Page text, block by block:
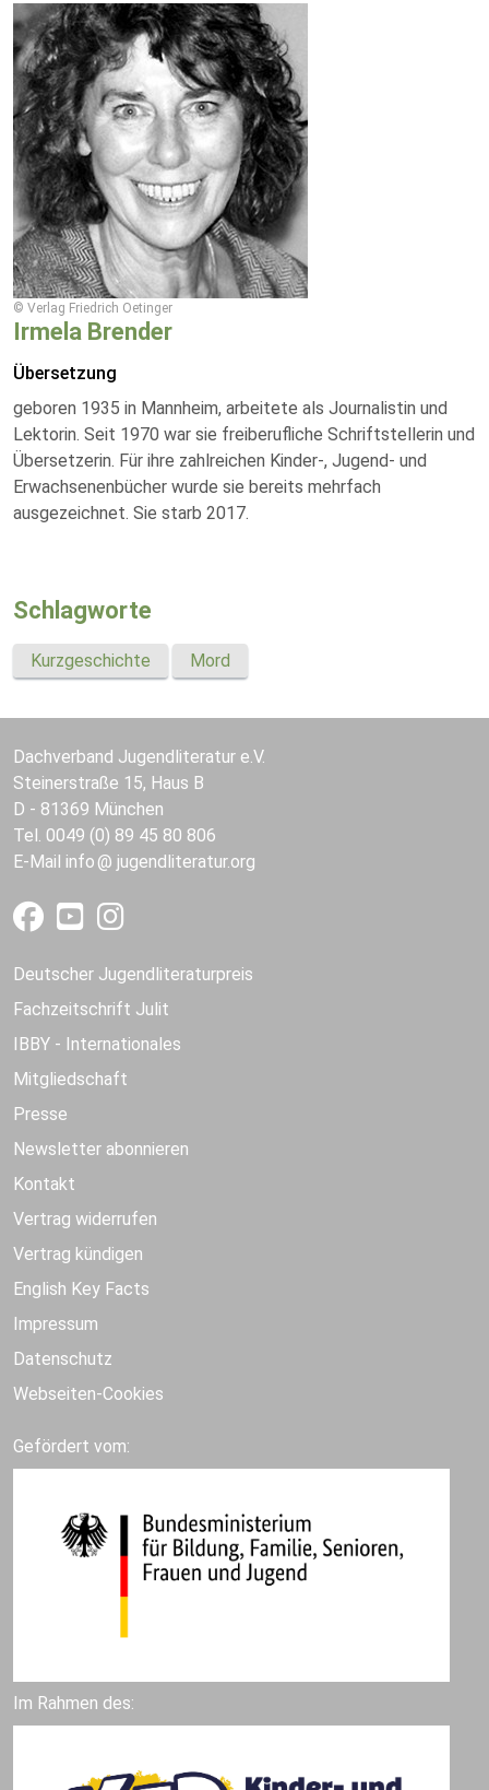
© Verlag Friedrich Oetinger
Irmela Brender
Übersetzung
geboren 1935 in Mannheim, arbeitete als Journalistin und
Lektorin. Seit 1970 war sie freiberufliche Schriftstellerin und
Übersetzerin. Für ihre zahlreichen Kinder-, Jugend- und
Erwachsenenbücher wurde sie bereits mehrfach
ausgezeichnet. Sie starb 2017.
Schlagworte
Kurzgeschichte Mord
Dachverband Jugendliteratur e.V.
Steinerstraße 15, Haus B
D - 81369 München
Tel. 0049 (0) 89 45 80 806
E-Mail info jugendliteratur.org
Deutscher Jugendliteraturpreis
Fachzeitschrift Julit
IBBY - Internationales
Mitgliedschaft
Presse
Newsletter abonnieren
Kontakt
Vertrag widerrufen
Vertrag kündigen
English Key Facts
Impressum
Datenschutz
Webseiten-Cookies
Gefördert vom:
Im Rahmen des: